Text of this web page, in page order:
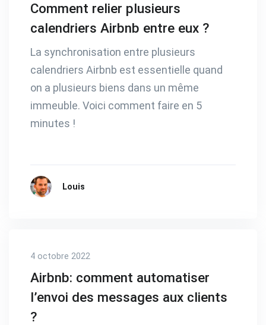
Comment relier plusieurs
calendriers Airbnb entre eux ?
La synchronisation entre plusieurs
calendriers Airbnb est essentielle quand
on a plusieurs biens dans un même
immeuble. Voici comment faire en 5
minutes !
Louis
4 octobre 2022
Airbnb: comment automatiser
l’envoi des messages aux clients
?